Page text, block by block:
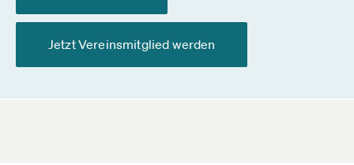
Jetzt Vereinsmitglied werden